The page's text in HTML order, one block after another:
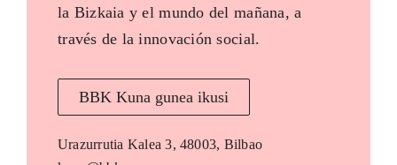
la Bizkaia y el mundo del mañana, a
través de la innovación social.
BBK Kuna gunea ikusi
Urazurrutia Kalea 3, 48003, Bilbao